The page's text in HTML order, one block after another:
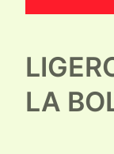
LA